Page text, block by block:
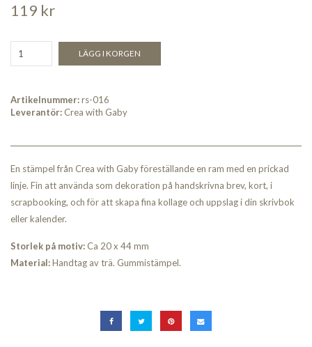
119 kr
LÄGG I KORGEN
Artikelnummer:rs-016
Leverantör:Crea with Gaby
En stämpel från Crea with Gaby föreställande en ram med en prickad
linje. Fin att använda som dekoration på handskrivna brev, kort, i
scrapbooking, och för att skapa fina kollage och uppslag i din skrivbok
eller kalender.
Storlek på motiv:Ca 20 x 44 mm
Material:Handtag av trä. Gummistämpel.